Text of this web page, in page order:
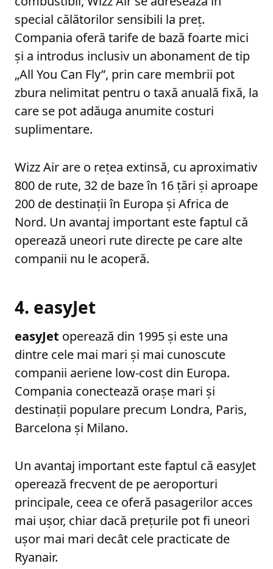
special călătorilor sensibili la preț.
Compania oferă tarife de bază foarte mici
și a introdus inclusiv un abonament de tip
„All You Can Fly”, prin care membrii pot
zbura nelimitat pentru o taxă anuală fixă, la
care se pot adăuga anumite costuri
suplimentare.
Wizz Air are o rețea extinsă, cu aproximativ
800 de rute, 32 de baze în 16 țări și aproape
200 de destinații în Europa și Africa de
Nord. Un avantaj important este faptul că
operează uneori rute directe pe care alte
companii nu le acoperă.
4. easyJet
easyJet operează din 1995 și este una
dintre cele mai mari și mai cunoscute
companii aeriene low-cost din Europa.
Compania conectează orașe mari și
destinații populare precum Londra, Paris,
Barcelona și Milano.
Un avantaj important este faptul că easyJet
operează frecvent de pe aeroporturi
principale, ceea ce oferă pasagerilor acces
mai ușor, chiar dacă prețurile pot fi uneori
ușor mai mari decât cele practicate de
Ryanair.